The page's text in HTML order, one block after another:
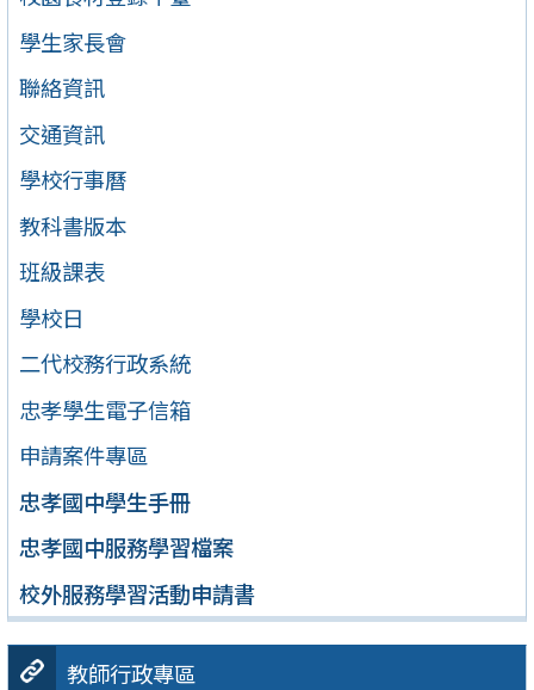
學生家長會
聯絡資訊
交通資訊
學校行事曆
教科書版本
班級課表
學校日
二代校務行政系統
忠孝學生電子信箱
申請案件專區
忠孝國中學生手冊
忠孝國中服務學習檔案
校外服務學習活動申請書
教師行政專區